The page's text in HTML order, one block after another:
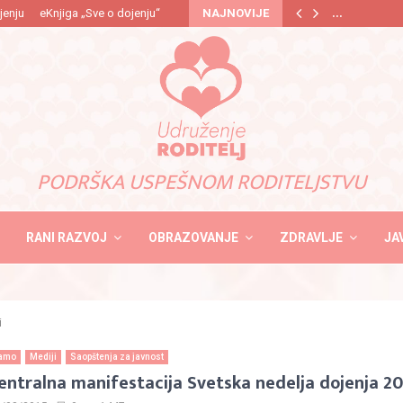
eKnjiga „Sve o dojenju“ NAJNOVIJE …
PODRŠKA USPEŠNOM RODITELJSTVU
RANI RAZVOJ OBRAZOVANJE ZDRAVLJE
Mediji Saopštenja za javnost
manifestacija Svetska nedelja dojenja